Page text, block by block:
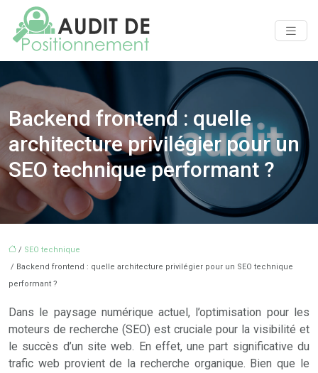
Backend frontend : quelle
architecture privilégier pour un
SEO technique performant ?
/ SEO technique
/ Backend frontend : quelle architecture privilégier pour un SEO technique
performant ?
Dans le paysage numérique actuel, l’optimisation pour les
moteurs de recherche (SEO) est cruciale pour la visibilité et
le succès d’un site web. En effet, une part significative du
trafic web provient de la recherche organique. Bien que le